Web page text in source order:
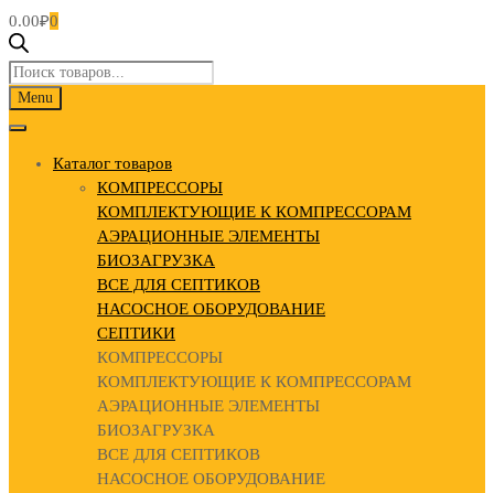
0.00₽0
Поиск
товаров
Skip
Menu
Каталог товаров
КОМПРЕССОРЫ
КОМПЛЕКТУЮЩИЕ К КОМПРЕССОРАМ
АЭРАЦИОННЫЕ ЭЛЕМЕНТЫ
БИОЗАГРУЗКА
ВСЕ ДЛЯ СЕПТИКОВ
НАСОСНОЕ ОБОРУДОВАНИЕ
СЕПТИКИ
КОМПРЕССОРЫ
КОМПЛЕКТУЮЩИЕ К КОМПРЕССОРАМ
АЭРАЦИОННЫЕ ЭЛЕМЕНТЫ
БИОЗАГРУЗКА
ВСЕ ДЛЯ СЕПТИКОВ
НАСОСНОЕ ОБОРУДОВАНИЕ